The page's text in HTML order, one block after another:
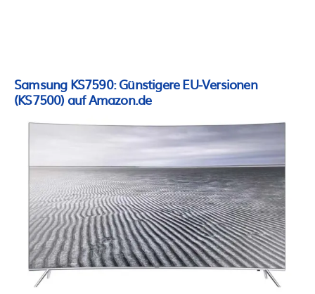
Samsung KS7590: Günstigere EU-Versionen
(KS7500) auf Amazon.de